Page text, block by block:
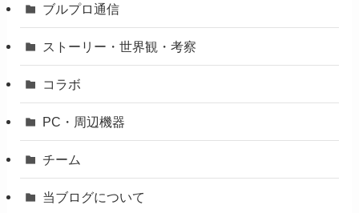
ブルプロ通信
ストーリー・世界観・考察
コラボ
PC・周辺機器
チーム
当ブログについて